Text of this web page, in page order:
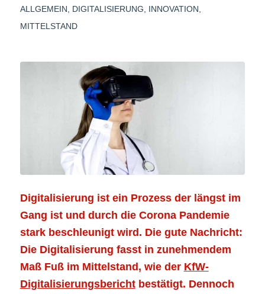
ALLGEMEIN DIGITALISIERUNG INNOVATION
MITTELSTAND
Digitalisierung ist ein Prozess der längst im
Gang ist und durch die Corona Pandemie
stark beschleunigt wird. Die gute Nachricht:
Die Digitalisierung fasst in zunehmendem
Maß Fuß im Mittelstand, wie der KfW-
Digitalisierungsberichtbestätigt. Dennoch